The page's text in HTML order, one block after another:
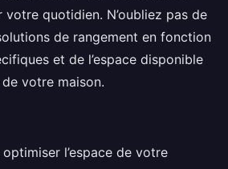
quotidien. N’oubliez pas de
de rangement en fonction
et de l’espace disponible
votre maison.
l’espace de votre